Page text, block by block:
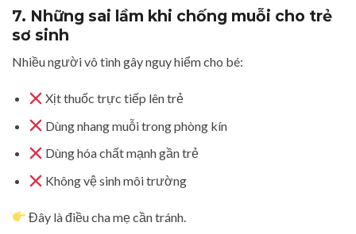
7. Những sai lầm khi chống muỗi cho trẻ
sơ sinh
Nhiều người vô tình gây nguy hiểm cho bé:
Xịt thuốc trực tiếp lên trẻ
Dùng nhang muỗi trong phòng kín
Dùng hóa chất mạnh gần trẻ
Không vệ sinh môi trường
Đây là điều cha mẹ cần tránh.